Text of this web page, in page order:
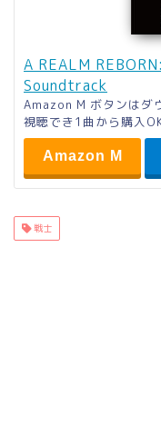
A REALM
Soundtrack
Amazon M ボタンはダ
視聴でき1曲から購入
Amazon M
戦士